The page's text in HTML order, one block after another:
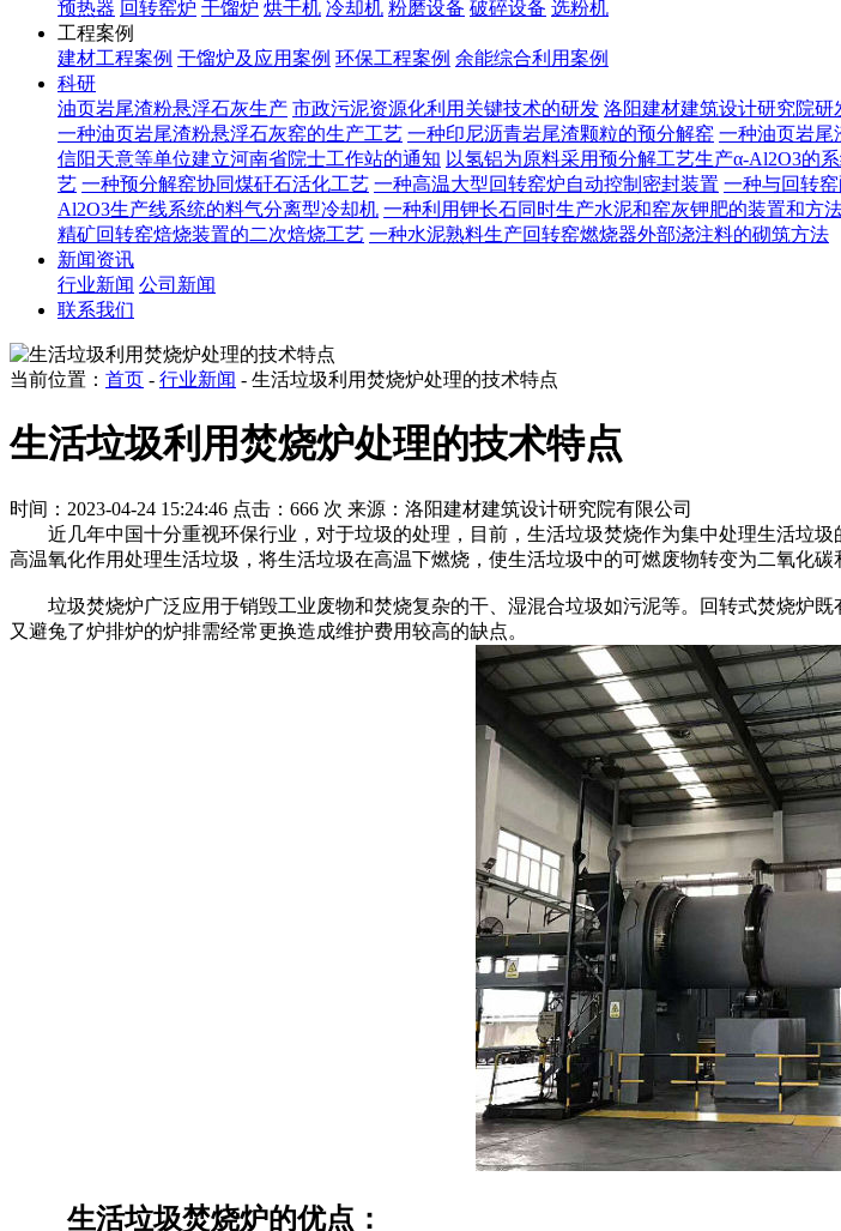
预热器 回转窑炉 干馏炉 烘干机 冷却机 粉磨设备 破碎设备 选粉机
工程案例
建材工程案例 干馏炉及应用案例 环保工程案例 余能综合利用案例
科研
油页岩尾渣粉悬浮石灰生产 市政污泥资源化利用关键技术的研发 洛阳建材建筑设计研究院研
一种油页岩尾渣粉悬浮石灰窑的生产工艺 一种印尼沥青岩尾渣颗粒的预分解窑 一种油页岩尾
信阳天意等单位建立河南省院士工作站的通知 以氢铝为原料采用预分解工艺生产α-Al2O3的
艺 一种预分解窑协同煤矸石活化工艺 一种高温大型回转窑炉自动控制密封装置 一种与回转
Al2O3生产线系统的料气分离型冷却机 一种利用钾长石同时生产水泥和窑灰钾肥的装置和方
精矿回转窑焙烧装置的二次焙烧工艺 一种水泥熟料生产回转窑燃烧器外部浇注料的砌筑方法
新闻资讯
行业新闻 公司新闻
联系我们
当前位置： 首页 - 行业新闻 - 生活垃圾利用焚烧炉处理的技术特点
生活垃圾利用焚烧炉处理的技术特点
时间：2023-04-24 15:24:46 点击：666 次 来源：洛阳建材建筑设计研究院有限公司
近几年中国十分重视环保行业，对于垃圾的处理，目前，生活垃圾焚烧作为集中处理生活垃圾
高温氧化作用处理生活垃圾，将生活垃圾在高温下燃烧，使生活垃圾中的可燃废物转变为二氧化
垃圾焚烧炉广泛应用于销毁工业废物和焚烧复杂的干、湿混合垃圾如污泥等。回转式焚烧炉既
又避兔了炉排炉的炉排需经常更换造成维护费用较高的缺点。
生活垃圾焚烧炉的优点：